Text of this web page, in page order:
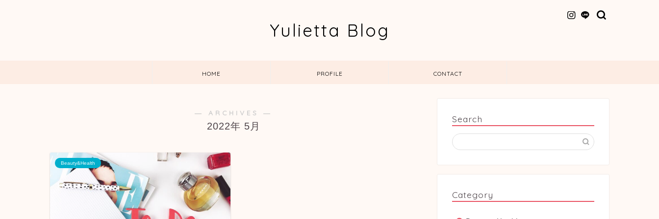
Yulietta Blog
HOME PROFILE CONTACT
― ARCHIVES ―
2022年 5月
Beauty&Health
Search
Category